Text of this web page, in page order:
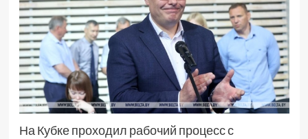
На Кубке проходил рабочий процесс с